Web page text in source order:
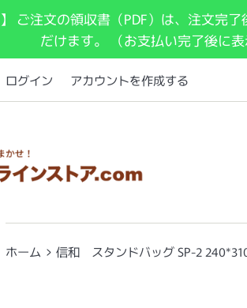
ご注文の領収書（PDF）は、注文
だけます。 （お支払い完了後に
ログイン アカウントを作成する
ホーム › 信和 スタンドバッグ SP-2